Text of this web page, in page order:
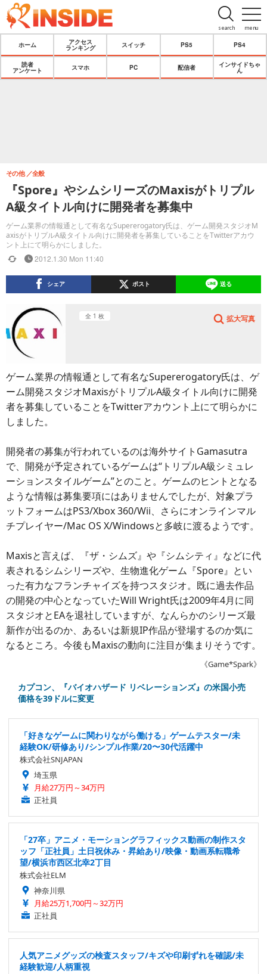
menu
search
ホーム
アクセス
ランキング
スイッチ PS5 PS4
読者
アンケート
スマホ PC 配信者
インサイドちゃ
ん
『Spore』やシムシリーズのMaxisがトリプル
A級タイトル向けに開発者を募集中
ゲーム業界の情報通として有名なSupererogatory氏は、ゲーム開発スタジオM
axisがトリプルA級タイトル向けに開発者を募集していることをTwitterアカウ
ント上にて明らかにしました。
その他 全般
2012.1.30 Mon 11:40
シェア ポスト 送る
全 1 枚 拡大写真
ゲーム業界の情報通として有名なSupererogatory氏は、ゲ
ーム開発スタジオMaxisがトリプルA級タイトル向けに開発
者を募集していることをTwitterアカウント上にて明らかに
しました。
開発者の募集が行われているのは海外サイトGamasutra
で、開発が予定されているゲームは“トリプルA級シミュレ
ーションスタイルゲーム”とのこと。ゲームのヒントとなる
ような情報は募集要項にはありませんでしたが、対象プラ
ットフォームはPS3/Xbox 360/Wii、さらにオンラインマル
チプレイヤー/Mac OS X/Windowsと多岐に渡るようです。
Maxisと言えば、『ザ・シムズ』や『シムシティ』などに代
表されるシムシリーズや、生物進化ゲーム『Spore』とい
った有力なフランチャイズを持つスタジオ。既に過去作品
の開発の中心となっていたWill Wright氏は2009年4月に同
スタジオとEAを退社していますが、なんらかのシリーズ最
新作が出るのか、あるいは新規IP作品が登場するのか気に
なるところ。今後もMaxisの動向に注目が集まりそうです。
《Game*Spark》
カプコン、『バイオハザード リベレーションズ』の米国小売
価格を39ドルに変更
「好きなゲームに関わりながら働ける」ゲームテスター/未
経験OK/研修あり/シンプル作業/20〜30代活躍中
株式会社SNJAPAN
埼玉県
月給27万円～34万円
正社員
「27卒」アニメ・モーショングラフィックス動画の制作スタ
ッフ「正社員」土日祝休み・昇給あり/映像・動画系転職希
望/横浜市西区北幸2丁目
株式会社ELM
神奈川県
月給25万1,700円～32万円
正社員
人気アニメグッズの検査スタッフ/キズや印刷ずれを確認/未
経験歓迎/人柄重視